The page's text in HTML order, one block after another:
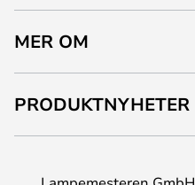
MER OM
PRODUKTNYHETER